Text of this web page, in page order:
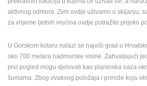
MEDIJI O
NAMA,
PRIZNANJA
DONACIJE
ZA NOVE
aktivnog odmora. Zimi ovdje uživamo u skijanju,
za vrijeme ljetnih vrućina ovdje potražite prijeko
U Gorskom kotaru nalazi se najviši grad u
oko 700 metara nadmorske visine. Zahvaljujući
prvi pogled mogu djelovati kao planinska oaza
šumama. Zbog ovakvog položaja i prirode koja